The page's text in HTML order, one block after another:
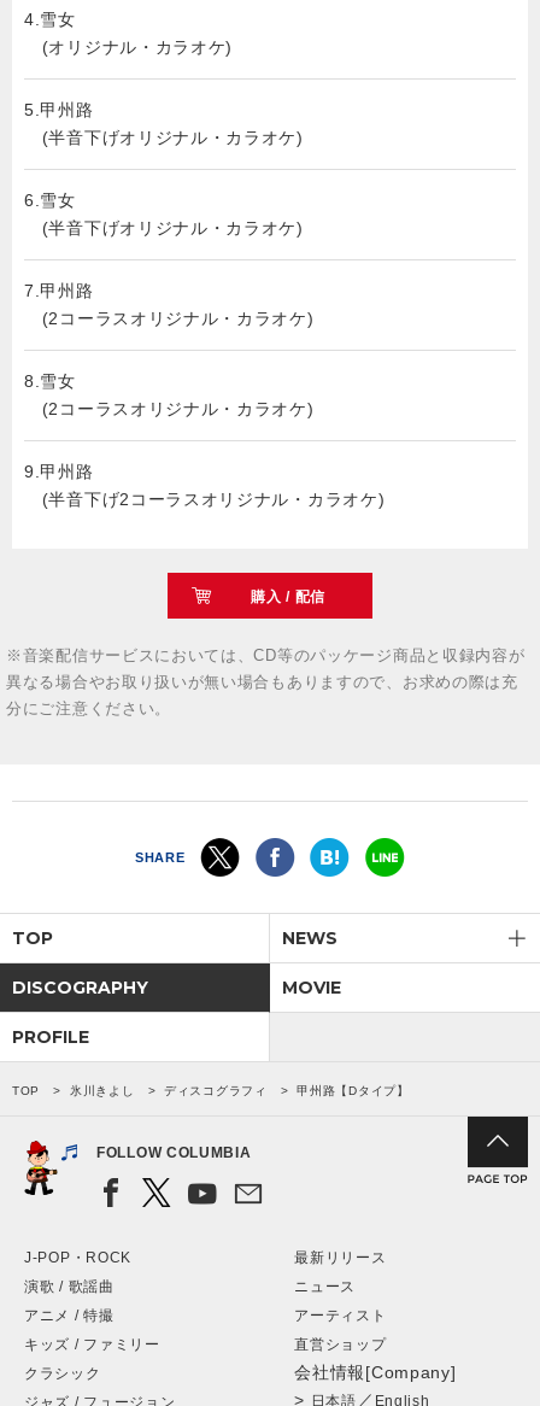
4.雪女
(オリジナル・カラオケ)
5.甲州路
(半音下げオリジナル・カラオケ)
6.雪女
(半音下げオリジナル・カラオケ)
7.甲州路
(2コーラスオリジナル・カラオケ)
8.雪女
(2コーラスオリジナル・カラオケ)
9.甲州路
(半音下げ2コーラスオリジナル・カラオケ)
購入 / 配信
※音楽配信サービスにおいては、CD等のパッケージ商品と収録内容が
異なる場合やお取り扱いが無い場合もありますので、お求めの際は充
分にご注意ください。
SHARE
TOP NEWS
DISCOGRAPHY MOVIE
PROFILE
TOP 氷川きよし ディスコグラフィ 甲州路【Dタイプ】
FOLLOW COLUMBIA
J-POP・ROCK
演歌 / 歌謡曲
アニメ / 特撮
キッズ / ファミリー
クラシック
ジャズ / フュージョン
最新リリース
ニュース
アーティスト
直営ショップ
会社情報[Company]
> 日本語 ／ English